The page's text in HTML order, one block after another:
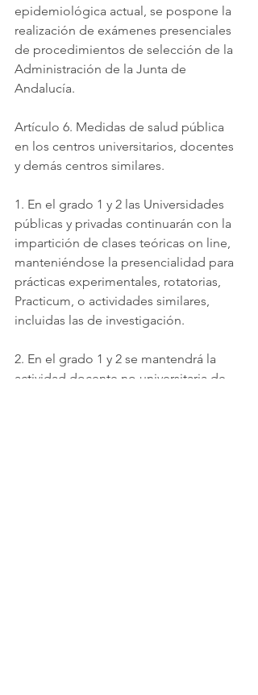
epidemiológica actual, se pospone la
realización de exámenes presenciales
de procedimientos de selección de la
Administración de la Junta de
Andalucía.
Artículo 6. Medidas de salud pública
en los centros universitarios, docentes
y demás centros similares.
1. En el grado 1 y 2 las Universidades
públicas y privadas continuarán con la
impartición de clases teóricas on line,
manteniéndose la presencialidad para
prácticas experimentales, rotatorias,
Practicum, o actividades similares,
incluidas las de investigación.
2. En el grado 1 y 2 se mantendrá la
actividad docente no universitaria de